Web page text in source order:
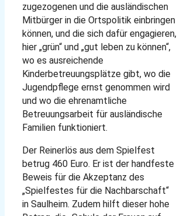
zugezogenen und die ausländischen
Mitbürger in die Ortspolitik einbringen
können, und die sich dafür engagieren,
hier „grün“ und „gut leben zu können“,
wo es ausreichende
Kinderbetreuungsplätze gibt, wo die
Jugendpflege ernst genommen wird
und wo die ehrenamtliche
Betreuungsarbeit für ausländische
Familien funktioniert.
Der Reinerlös aus dem Spielfest
betrug 460 Euro. Er ist der handfeste
Beweis für die Akzeptanz des
„Spielfestes für die Nachbarschaft“
in Saulheim. Zudem hilft dieser hohe